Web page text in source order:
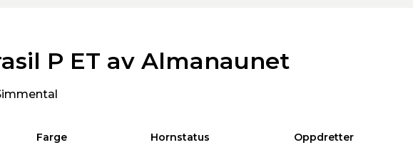
P ET av Almanaunet
Farge Hornstatus
Oppdretter